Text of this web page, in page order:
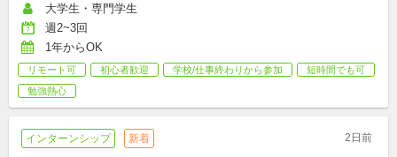
大学生・専門学生
週2~3回
1年からOK
リモート可 初心者歓迎 学校/仕事終わりから参加
短時間でも可
勉強熱心
インターンシップ 新着 2日前